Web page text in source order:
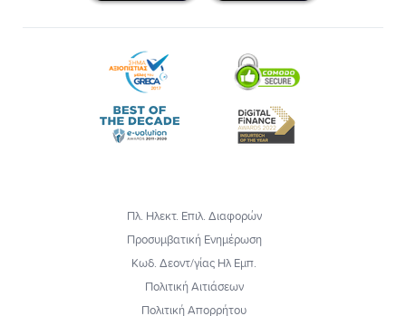
Πλ. Ηλεκτ. Επιλ. Διαφορών
Προσυμβατική Ενημέρωση
Κωδ. Δεοντ/γίας Ηλ Εμπ.
Πολιτική Αιτιάσεων
Πολιτική Απορρήτου